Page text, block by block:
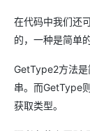
在代码中我们还
的，一种是简单的
GetType2方法
串。而GetType
获取类型。